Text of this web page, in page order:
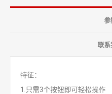
参
联系
特征：
1.只需3个按钮即可轻松操作